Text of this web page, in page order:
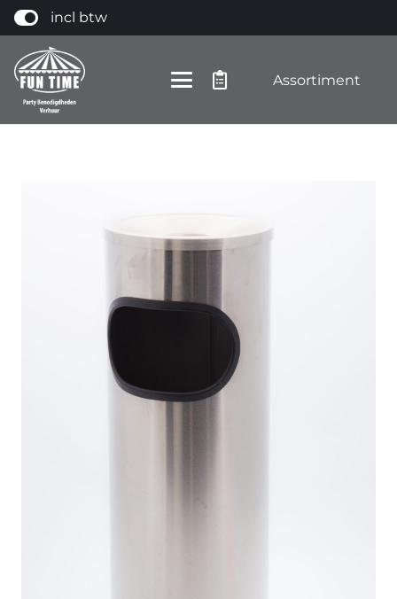
incl btw
Assortiment